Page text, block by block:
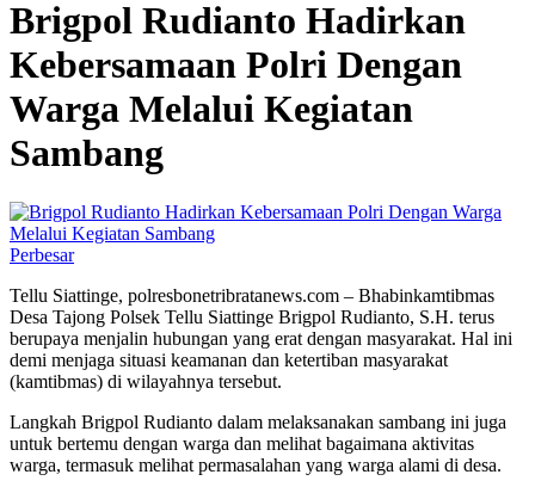
Brigpol Rudianto Hadirkan
Kebersamaan Polri Dengan
Warga Melalui Kegiatan
Sambang
Perbesar
Tellu Siattinge, polresbonetribratanews.com – Bhabinkamtibmas
Desa Tajong Polsek Tellu Siattinge Brigpol Rudianto, S.H. terus
berupaya menjalin hubungan yang erat dengan masyarakat. Hal ini
demi menjaga situasi keamanan dan ketertiban masyarakat
(kamtibmas) di wilayahnya tersebut.
Langkah Brigpol Rudianto dalam melaksanakan sambang ini juga
untuk bertemu dengan warga dan melihat bagaimana aktivitas
warga, termasuk melihat permasalahan yang warga alami di desa.